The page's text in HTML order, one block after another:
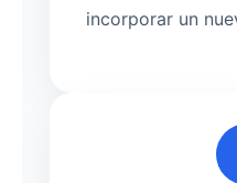
incorporar un